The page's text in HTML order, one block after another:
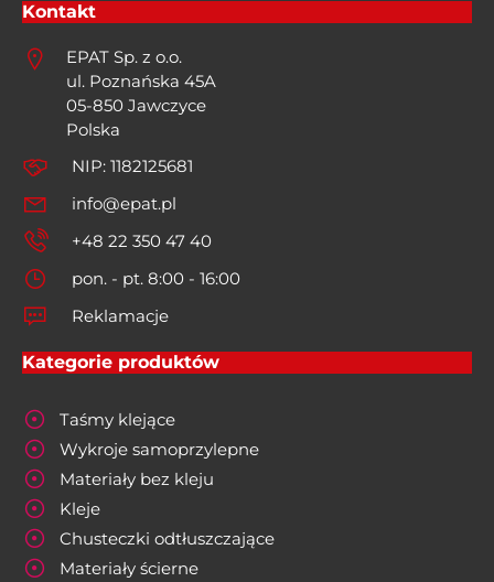
Kontakt
EPAT Sp. z o.o.
ul. Poznańska 45A
05-850 Jawczyce
Polska
NIP: 1182125681
info@epat.pl
+48 22 350 47 40
pon. - pt. 8:00 - 16:00
Reklamacje
Kategorie produktów
Taśmy klejące
Wykroje samoprzylepne
Materiały bez kleju
Kleje
Chusteczki odtłuszczające
Materiały ścierne